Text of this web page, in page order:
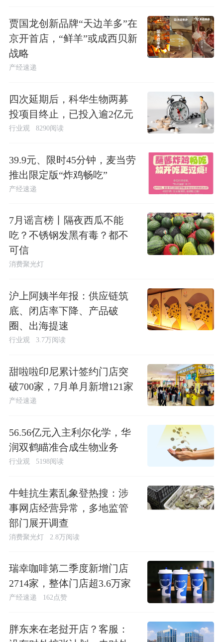
贾国龙创新品牌“天边羊多”在
京开首店，“鲜羊”或成西贝新
战略
产经速递
四次延期后，科华生物两募
投项目终止，已投入逾2亿元
行业观 8290阅读
39.9元、限时45分钟，麦当劳
推出限定版“炸鸡畅吃”
产经速递
7月谣言榜丨隔夜西瓜不能
吃？不锈钢发黑有毒？都不
可信
消费聚光灯
沪上阿姨半年报：供应链筑
底、闭店率下降、产品破
圈、出海提速
行业观 3.7万阅读
甜啦啦印尼累计签约门店突
破700家，7月单月新增121家
产经速递
56.56亿元入主利尔化学，华
润双鹤瞄准合成生物业务
行业观 5198阅读
牛蛙抗生素乱象登热搜：涉
事网店经营异常，多地监管
部门展开调查
消费聚光灯 2.8万阅读
瑞幸咖啡第二季度新增门店
2714家，整体门店超3.6万家
产经速递 162点赞
胖东来在老挝开店？客服：